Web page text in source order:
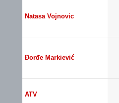
Natasa Vojnovic
Đorđe Markiević
ATV